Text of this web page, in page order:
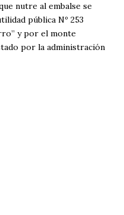
nutre al embalse se
pública Nº 253
y por el monte
por la administración